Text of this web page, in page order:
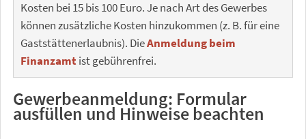
Kosten bei 15 bis 100 Euro. Je nach Art des Gewerbes
können zusätzliche Kosten hinzukommen (z. B. für eine
Gaststättenerlaubnis). DieAnmeldung beim
Finanzamt ist gebührenfrei.
Gewerbeanmeldung: Formular
ausfüllen und Hinweise beachten